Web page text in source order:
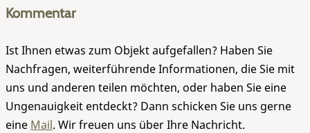
Kommentar
Ist Ihnen etwas zum Objekt aufgefallen? Haben Sie
Nachfragen, weiterführende Informationen, die Sie mit
uns und anderen teilen möchten, oder haben Sie eine
Ungenauigkeit entdeckt? Dann schicken Sie uns gerne
eine Mail. Wir freuen uns über Ihre Nachricht.